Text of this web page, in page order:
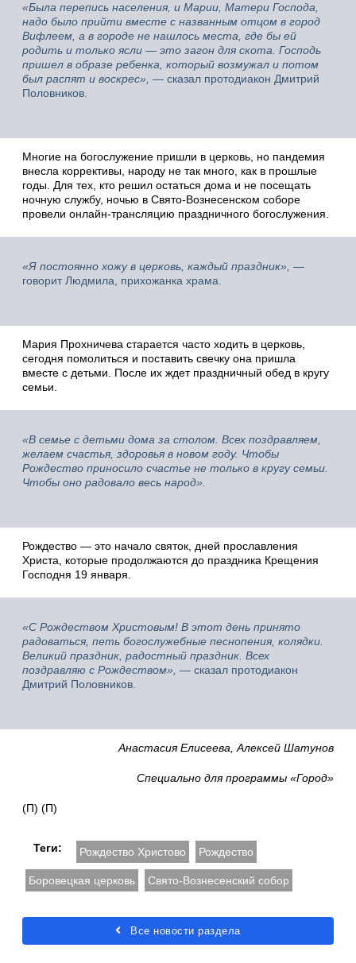
«Была перепись населения, и Марии, Матери Господа,
надо было прийти вместе с названным отцом в город
Вифлеем, а в городе не нашлось места, где бы ей
родить и только ясли — это загон для скота. Господь
пришел в образе ребенка, который возмужал и потом
был распят и воскрес», — сказал протодиакон Дмитрий
Половников.
Многие на богослужение пришли в церковь, но пандемия
внесла коррективы, народу не так много, как в прошлые
годы. Для тех, кто решил остаться дома и не посещать
ночную службу, ночью в Свято-Вознесенском соборе
провели онлайн-трансляцию праздничного богослужения.
«Я постоянно хожу в церковь, каждый праздник», —
говорит Людмила, прихожанка храма.
Мария Прохничева старается часто ходить в церковь,
сегодня помолиться и поставить свечку она пришла
вместе с детьми. После их ждет праздничный обед в кругу
семьи.
«В семье с детьми дома за столом. Всех поздравляем,
желаем счастья, здоровья в новом году. Чтобы
Рождество приносило счастье не только в кругу семьи.
Чтобы оно радовало весь народ».
Рождество — это начало святок, дней прославления
Христа, которые продолжаются до праздника Крещения
Господня 19 января.
«С Рождеством Христовым! В этот день принято
радоваться, петь богослужебные песнопения, колядки.
Великий праздник, радостный праздник. Всех
поздравляю с Рождеством», — сказал протодиакон
Дмитрий Половников.
Анастасия Елисеева, Алексей Шатунов
Специально для программы «Город»
(П) (П)
Теги: Рождество Христово Рождество
Боровецкая церковь Свято-Вознесенский собор
Все новости раздела